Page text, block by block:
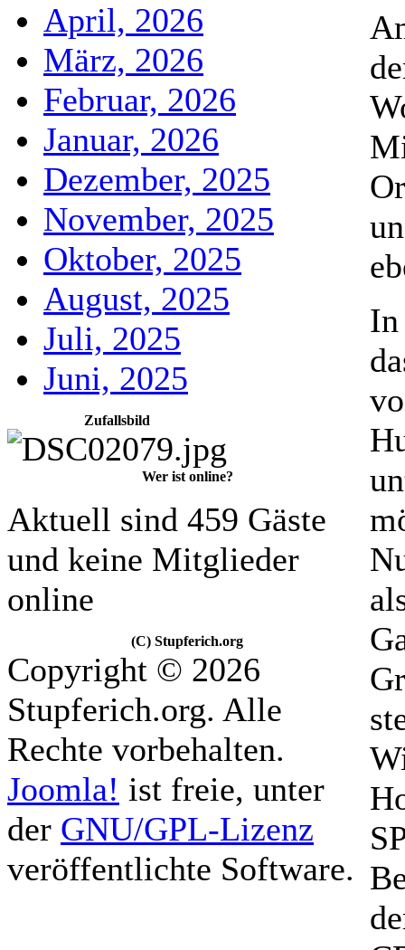
April, 2026
März, 2026
Februar, 2026
Januar, 2026
Dezember, 2025
November, 2025
Oktober, 2025
August, 2025
Juli, 2025
Juni, 2025
Zufallsbild
Wer ist online?
Aktuell sind 459 Gäste
und keine Mitglieder
online
(C) Stupferich.org
Copyright © 2026
Stupferich.org. Alle
Rechte vorbehalten.
Joomla! ist freie, unter
der GNU/GPL-Lizenz
veröffentlichte Software.